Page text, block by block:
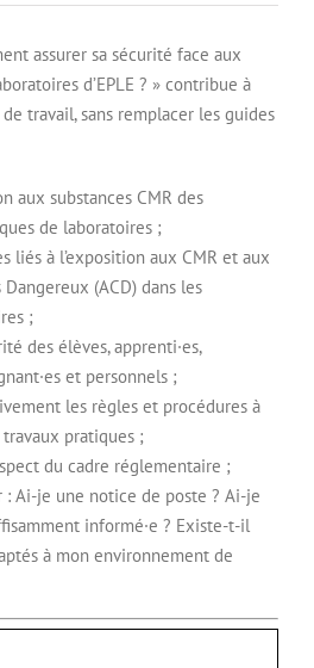
assurer sa sécurité face aux
d’EPLE ? » contribue à
travail, sans remplacer les guides
aux substances CMR des
de laboratoires ;
liés à l’exposition aux CMR et aux
(ACD) dans les
;
des élèves, apprenti·es,
et personnels ;
les règles et procédures à
pratiques ;
du cadre réglementaire ;
: Ai-je une notice de poste ? Ai-je
informé·e ? Existe-t-il
à mon environnement de